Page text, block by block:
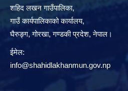
शहिद लखन गाउँपालिका,
गाउँ कार्यपालिकाको कार्यालय,
घैरुङ्ग, गोरखा, गण्डकी प्रदेश, नेपाल।
ईमेल:
info@shahidlakhanmun.gov.np